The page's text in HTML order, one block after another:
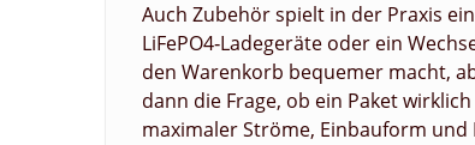
Auch Zubehör spielt in der Praxis
LiFePO4‑Ladegeräte oder ein
den Warenkorb bequemer macht,
dann die Frage, ob ein Paket
maximaler Ströme, Einbauform und